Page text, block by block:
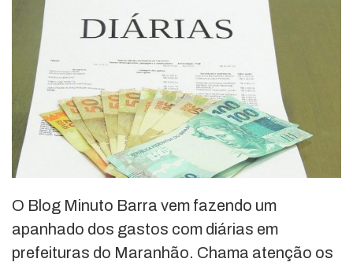
O Blog Minuto Barra vem fazendo um
apanhado dos gastos com diárias em
prefeituras do Maranhão. Chama atenção os